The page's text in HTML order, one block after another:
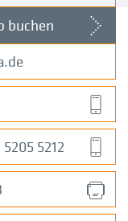
buchen
de
5212